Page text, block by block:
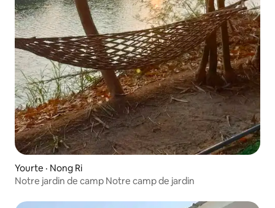
Yourte · Nong Ri
Notre jardin de camp Notre camp de jardin